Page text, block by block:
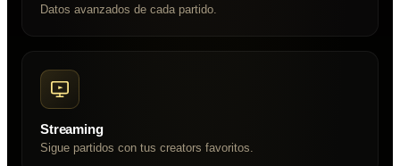
Datos avanzados de cada partido.
Streaming
Sigue partidos con tus creators favoritos.